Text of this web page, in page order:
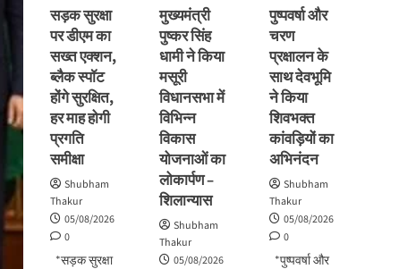
सड़क सुरक्षा
पर डीएम का
सख्त एक्शन,
ब्लैक स्पॉट
होंगे सुरक्षित,
हर माह होगी
प्रगति
समीक्षा
Shubham
Thakur
05/08/2026
0
*सड़क सुरक्षा
मुख्यमंत्री
पुष्कर सिंह
धामी ने किया
मसूरी
विधानसभा में
विभिन्न
विकास
योजनाओं का
लोकार्पण –
शिलान्यास
Shubham
Thakur
05/08/2026
पुष्पवर्षा और
चरण
प्रक्षालन के
साथ देवभूमि
ने किया
शिवभक्त
कांवड़ियों का
अभिनंदन
Shubham
Thakur
05/08/2026
0
*पुष्पवर्षा और